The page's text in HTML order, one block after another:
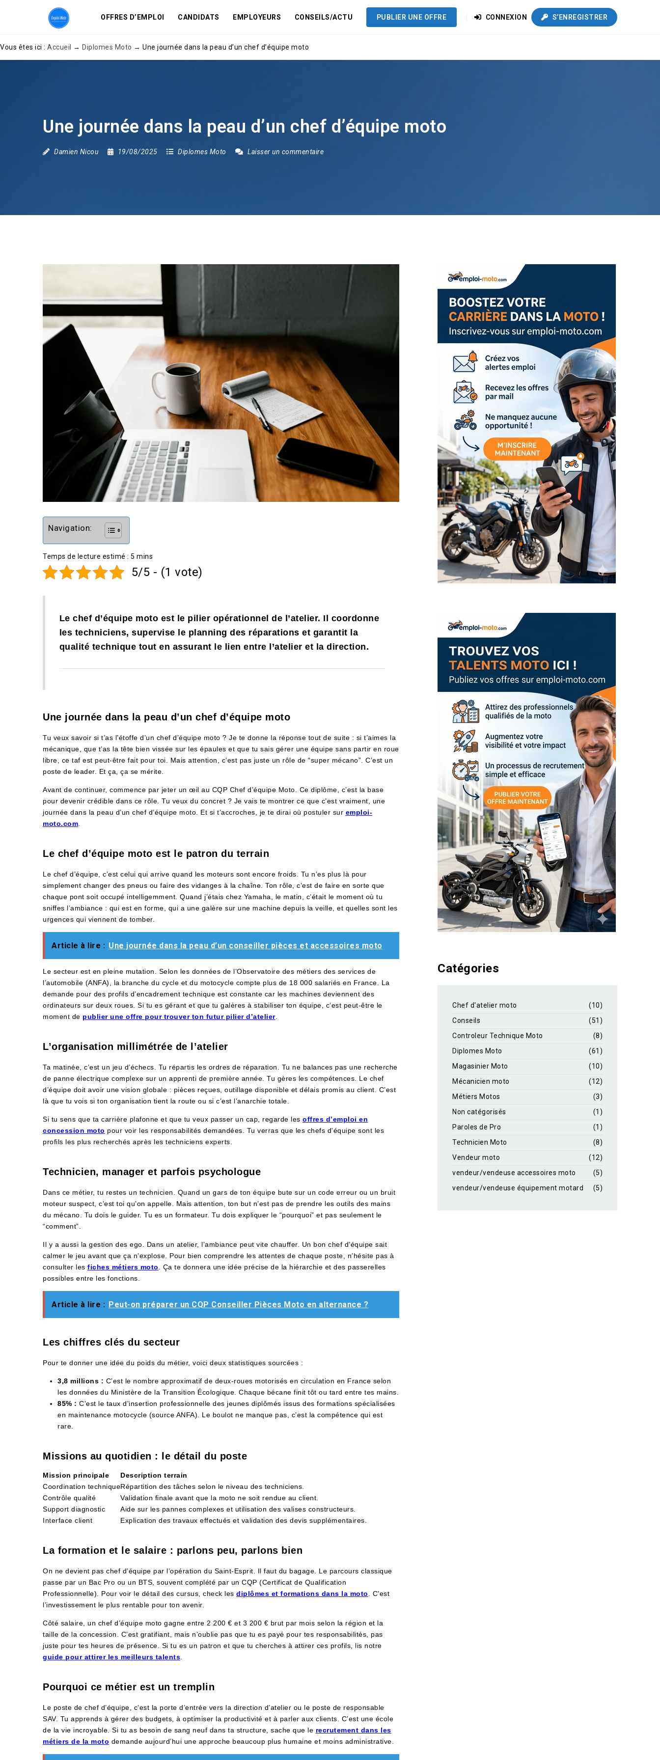
OFFRES D’EMPLOI CANDIDATS EMPLOYEURS CONSEILS/ACTU PUBLIER UNE OFFRE CONNEXION S’ENREGISTRER
Vous êtes ici : Accueil → Diplomes Moto → Une journée dans la peau d’un chef d’équipe moto
Une journée dans la peau d’un chef d’équipe moto
Damien Nicou 19/08/2025 Diplomes Moto Laisser un commentaire
Catégories
Chef d'atelier moto
(10)
Conseils
(51)
Controleur Technique Moto
(8)
Diplomes Moto
(61)
Magasinier Moto
(10)
Mécanicien moto
(12)
Métiers Motos
(3)
Non catégorisés
(1)
Paroles de Pro
(1)
Technicien Moto
(8)
Vendeur moto
(12)
vendeur/vendeuse accessoires moto
(5)
vendeur/vendeuse équipement motard
(5)
Navigation:
5/5 - (1 vote)
Le chef d’équipe moto est le pilier opérationnel de l’atelier. Il coordonne
les techniciens, supervise le planning des réparations et garantit la
qualité technique tout en assurant le lien entre l’atelier et la direction.
Une journée dans la peau d’un chef d’équipe moto
Tu veux savoir si t’as l’étoffe d’un chef d’équipe moto ? Je te donne la réponse tout de suite : si t’aimes la
mécanique, que t’as la tête bien vissée sur les épaules et que tu sais gérer une équipe sans partir en roue
libre, ce taf est peut-être fait pour toi. Mais attention, c’est pas juste un rôle de “super mécano”. C’est un
poste de leader. Et ça, ça se mérite.
Avant de continuer, commence par jeter un œil au CQP Chef d’équipe Moto. Ce diplôme, c’est la base
pour devenir crédible dans ce rôle. Tu veux du concret ? Je vais te montrer ce que c’est vraiment, une
journée dans la peau d’un chef d’équipe moto. Et si t’accroches, je te dirai où postuler sur emploi-
moto.com
Le chef d’équipe moto est le patron du terrain
Le chef d’équipe, c’est celui qui arrive quand les moteurs sont encore froids. Tu n’es plus là pour
simplement changer des pneus ou faire des vidanges à la chaîne. Ton rôle, c’est de faire en sorte que
chaque pont soit occupé intelligemment. Quand j’étais chez Yamaha, le matin, c’était le moment où tu
sniffes l’ambiance : qui est en forme, qui a une galère sur une machine depuis la veille, et quelles sont les
urgences qui viennent de tomber.
Article à lire : Une journée dans la peau d’un conseiller pièces et accessoires moto
Le secteur est en pleine mutation. Selon les données de l’Observatoire des métiers des services de
l’automobile (ANFA), la branche du cycle et du motocycle compte plus de 18 000 salariés en France. La
demande pour des profils d’encadrement technique est constante car les machines deviennent des
ordinateurs sur deux roues. Si tu es gérant et que tu galères à stabiliser ton équipe, c’est peut-être le
moment de publier une offre pour trouver ton futur pilier d’atelier.
L’organisation millimétrée de l’atelier
Ta matinée, c’est un jeu d’échecs. Tu répartis les ordres de réparation. Tu ne balances pas une recherche
de panne électrique complexe sur un apprenti de première année. Tu gères les compétences. Le chef
d’équipe doit avoir une vision globale : pièces reçues, outillage disponible et délais promis au client. C’est
là que tu vois si ton organisation tient la route ou si c’est l’anarchie totale.
Si tu sens que ta carrière plafonne et que tu veux passer un cap, regarde les offres d’emploi en
concession moto pour voir les responsabilités demandées. Tu verras que les chefs d’équipe sont les
profils les plus recherchés après les techniciens experts.
Technicien, manager et parfois psychologue
Dans ce métier, tu restes un technicien. Quand un gars de ton équipe bute sur un code erreur ou un bruit
moteur suspect, c’est toi qu’on appelle. Mais attention, ton but n’est pas de prendre les outils des mains
du mécano. Tu dois le guider. Tu es un formateur. Tu dois expliquer le “pourquoi” et pas seulement le
“comment”.
Il y a aussi la gestion des ego. Dans un atelier, l’ambiance peut vite chauffer. Un bon chef d’équipe sait
calmer le jeu avant que ça n’explose. Pour bien comprendre les attentes de chaque poste, n’hésite pas à
consulter les fiches métiers moto . Ça te donnera une idée précise de la hiérarchie et des passerelles
possibles entre les fonctions.
Article à lire : Peut-on préparer un CQP Conseiller Pièces Moto en alternance ?
Les chiffres clés du secteur
Pour te donner une idée du poids du métier, voici deux statistiques sourcées :
3,8 millions : C’est le nombre approximatif de deux-roues motorisés en circulation en France selon
les données du Ministère de la Transition Écologique. Chaque bécane finit tôt ou tard entre tes mains.
85% : C’est le taux d’insertion professionnelle des jeunes diplômés issus des formations spécialisées
en maintenance motocycle (source ANFA). Le boulot ne manque pas, c’est la compétence qui est
rare.
Missions au quotidien : le détail du poste
Mission principale
Description terrain
Coordination techniqueRépartition des tâches selon le niveau des techniciens.
Contrôle qualité
Validation finale avant que la moto ne soit rendue au client.
Support diagnostic
Aide sur les pannes complexes et utilisation des valises constructeurs.
Interface client
Explication des travaux effectués et validation des devis supplémentaires.
La formation et le salaire : parlons peu, parlons bien
On ne devient pas chef d’équipe par l’opération du Saint-Esprit. Il faut du bagage. Le parcours classique
passe par un Bac Pro ou un BTS, souvent complété par un CQP (Certificat de Qualification
Professionnelle). Pour voir le détail des cursus, check les diplômes et formations dans la moto. C’est
l’investissement le plus rentable pour ton avenir.
Côté salaire, un chef d’équipe moto gagne entre 2 200 € et 3 200 € brut par mois selon la région et la
taille de la concession. C’est gratifiant, mais n’oublie pas que tu es payé pour tes responsabilités, pas
juste pour tes heures de présence. Si tu es un patron et que tu cherches à attirer ces profils, lis notre
guide pour attirer les meilleurs talents.
Pourquoi ce métier est un tremplin
Le poste de chef d’équipe, c’est la porte d’entrée vers la direction d’atelier ou le poste de responsable
SAV. Tu apprends à gérer des budgets, à optimiser la productivité et à parler aux clients. C’est une école
de la vie incroyable. Si tu as besoin de sang neuf dans ta structure, sache que le recrutement dans les
métiers de la moto demande aujourd’hui une approche beaucoup plus humaine et moins administrative.